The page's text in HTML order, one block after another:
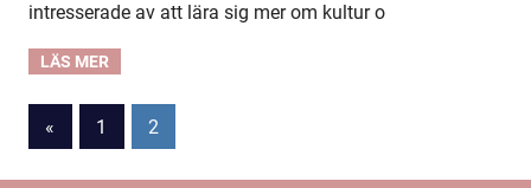
intresserade av att lära sig mer om kultur o
Sidnumrering
för
« Previous
Posts
1 2